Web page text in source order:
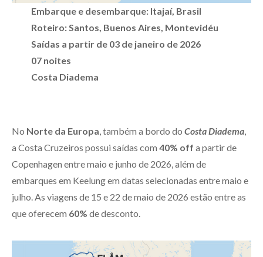
Embarque e desembarque: Itajaí, Brasil
Roteiro: Santos, Buenos Aires, Montevidéu
Saídas a partir de 03 de janeiro de 2026
07 noites
Costa Diadema
No Norte da Europa, também a bordo do Costa Diadema,
a Costa Cruzeiros possui saídas com 40% off a partir de
Copenhagen entre maio e junho de 2026, além de
embarques em Keelung em datas selecionadas entre maio e
julho. As viagens de 15 e 22 de maio de 2026 estão entre as
que oferecem 60% de desconto.